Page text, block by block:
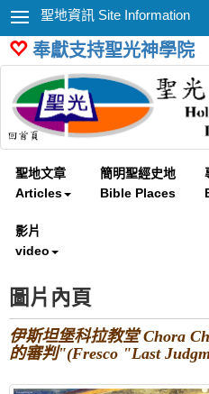
聖地資訊 Site Information
奉獻支持聖光神學院
聖地文章
Articles
簡明聖經史地
Bible Places
影片
video
圖片內頁
伊斯坦堡科拉教堂 Chora
的審判"(Fresco "Last